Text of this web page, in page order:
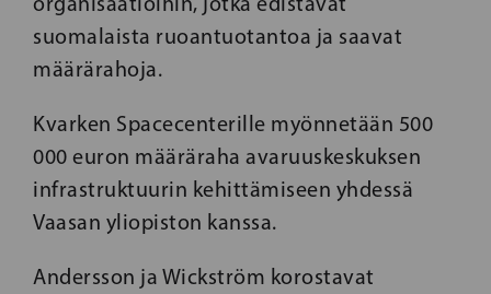
suomalaista ruoantuotantoa ja saavat
määrärahoja.
Kvarken Spacecenterille myönnetään 500
000 euron määräraha avaruuskeskuksen
infrastruktuurin kehittämiseen yhdessä
Vaasan yliopiston kanssa.
Andersson ja Wickström korostavat